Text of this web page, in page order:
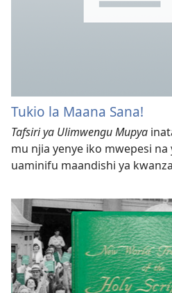
Tukio la Maana Sana!
Tafsiri ya Ulimwengu Mupya
mu njia yenye iko mwepesi
uaminifu maandishi ya